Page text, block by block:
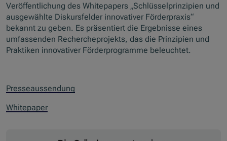
Veröffentlichung des Whitepapers „Schlüsselprinzipien und
ausgewählte Diskursfelder innovativer Förderpraxis“
bekannt zu geben. Es präsentiert die Ergebnisse eines
umfassenden Rechercheprojekts, das die Prinzipien und
Praktiken innovativer Förderprogramme beleuchtet.
Presseaussendung
Whitepaper